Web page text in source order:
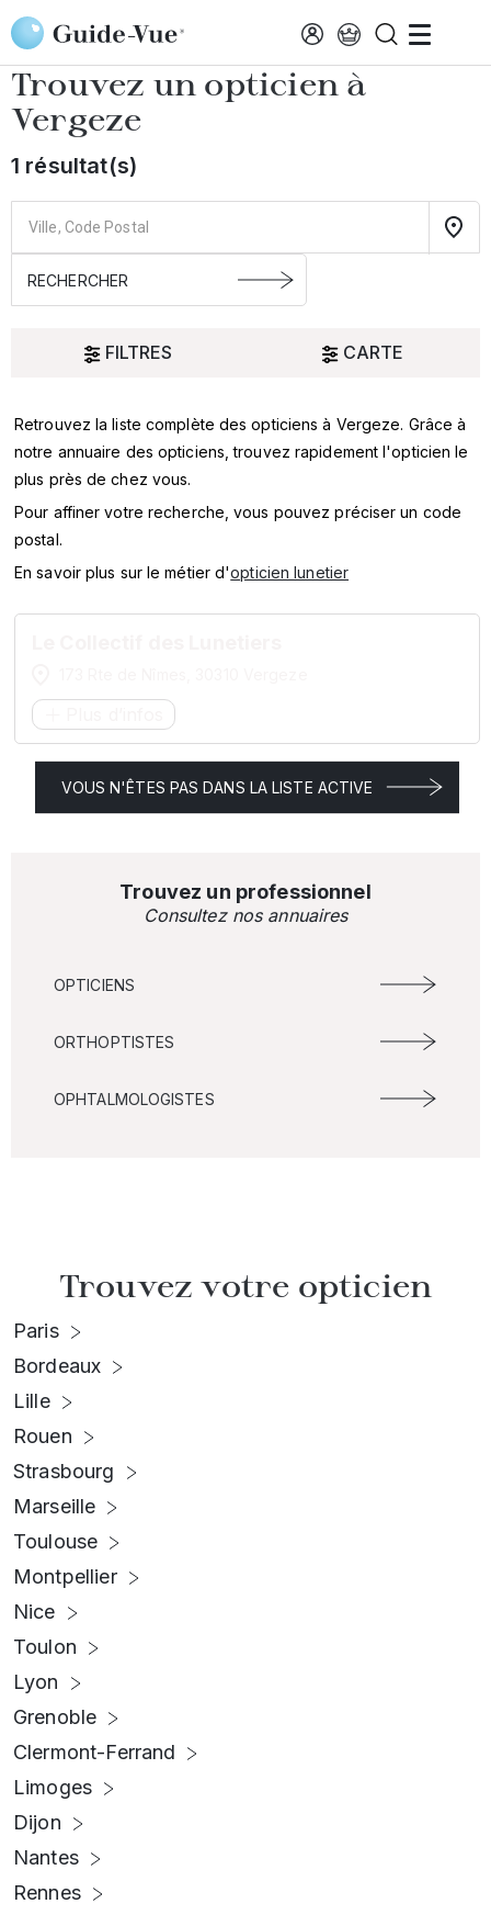
Aller au contenu principal
Accueil Choisir mon opticien
Trouvez un opticien à
Vergeze
1 résultat(s)
FILTRES CARTE
Oui
SERVICES
MARQUES
Retrouvez la liste complète des opticiens à Vergeze. Grâce à
notre annuaire des opticiens, trouvez rapidement l'opticien le
plus près de chez vous.
Pour affiner votre recherche, vous pouvez préciser un code
postal.
En savoir plus sur le métier d'opticien lunetier
VOUS N'ÊTES PAS DANS LA LISTE ACTIVE
Trouvez un professionnel
Consultez nos annuaires
OPTICIENS
ORTHOPTISTES
OPHTALMOLOGISTES
Trouvez votre opticien
Paris
Bordeaux
Lille
Rouen
Strasbourg
Marseille
Toulouse
Montpellier
Nice
Toulon
Lyon
Grenoble
Clermont-Ferrand
Limoges
Dijon
Nantes
Rennes